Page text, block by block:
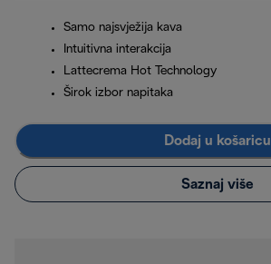
Samo najsvježija kava
Intuitivna interakcija
Lattecrema Hot Technology
Širok izbor napitaka
Dodaj u košaricu
Saznaj više